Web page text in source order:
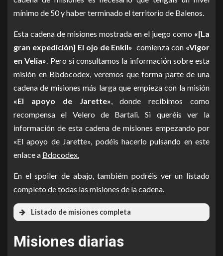
«Marlin pescador», pero también la podéis adquirir
haciendo la cadena del Gran Océano, como recompensa.
Como punto a favor tiene que es más barata que otras
embarcaciones y si no tienes mucho dinero ya puedes
comenzar a hacer trueques; y claro también puedes
actualizar tu embarcación a una mejor. En contra, es muy
básica y puedes llevar sollo 2000 Lt de carga, con lo que
guardas los trueques para luego realizarlos.
Los barcos Epheria:Son el velero y la fragata, los mejores
barcos que existían y se podían crear en el juego hasta la
llegada de la actualización del Gran océano. Su capacidad
cada vez. La fragata es más veloz que el velero, pero el
velero puede llevar más carga. Estos barcos se pueden
barcos del juego, las carracas. Si dispones de dinero
desde cero tu propio barco, recomendamos empezar con
Joyería:En el caso de la joyería, lo que obtendremos es
maestría y un porcentaje extra de experiencia en
profesiones. Tenemos disponibles la joyería de
Geranoa,
Loggia y de Manos.
permanente. Y luego tenéis la tercera opción, que es comprar
una brújula del oasis, que cuesta 1 plata y dura 24 horas.
mínimo de 50 y haber terminado el territorio de Balenos.
Esta cadena de misiones mostrada en el juego como «[La
gran expedición] El ojo de Enkil» comienza con «Vigor
en Velia». Pero si consultamos la información sobre esta
misión en Bbdocodex, veremos que forma parte de una
cadena de misiones más larga que empieza con la misión
«El apoyo de Jarette», donde recibimos como
recompensa el Velero de Bartali. Si queréis ver la
información de esta cadena de misiones empezando por
«El apoyo de Jarette», podéis hacerlo pulsando en este
enlace a Bdocodex.
En el spoiler de abajo, tambiém podréis ver un listado
completo de todas las misiones de la cadena.
Listado de misiones completa
Misiones diarias